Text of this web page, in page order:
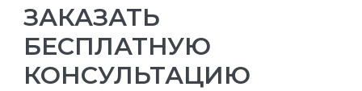
ЗАКАЗАТЬ
БЕСПЛАТНУЮ
КОНСУЛЬТАЦИЮ